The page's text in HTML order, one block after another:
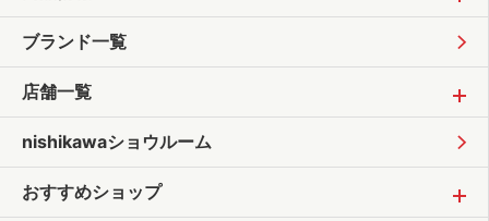
ブランド一覧
店舗一覧
nishikawaショウルーム
おすすめショップ